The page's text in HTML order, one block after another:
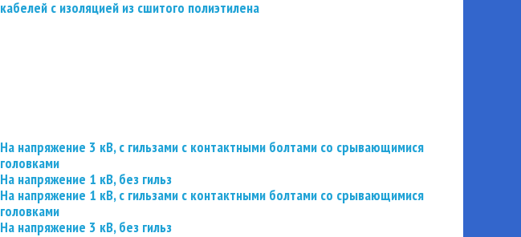
кабелей с изоляцией из сшитого полиэтилена
На напряжение 3 кВ, с гильзами с контактными болтами со срывающимися
головками
На напряжение 1 кВ, без гильз
На напряжение 1 кВ, с гильзами с контактными болтами со срывающимися
головками
На напряжение 3 кВ, без гильз